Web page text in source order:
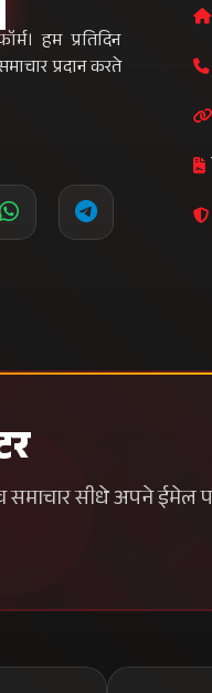
हम प्रतिदिन
प्रदान करते
सीधे अपने ईमेल